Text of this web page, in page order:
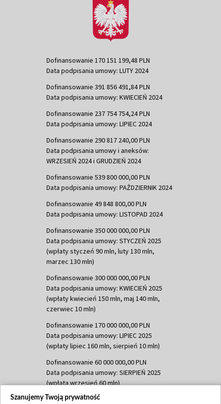
Dofinansowanie 170 151 199,48 PLN
Data podpisania umowy: LUTY 2024
Dofinansowanie 391 856 491,84 PLN
Data podpisania umowy: KWIECIEŃ 2024
Dofinansowanie 237 754 754,24 PLN
Data podpisania umowy: LIPIEC 2024
Dofinansowanie 290 817 240,00 PLN
Data podpisania umowy i aneksów:
WRZESIEŃ 2024 i GRUDZIEŃ 2024
Dofinansowanie 539 800 000,00 PLN
Data podpisania umowy: PAŹDZIERNIK 2024
Dofinansowanie 49 848 800,00 PLN
Data podpisania umowy: LISTOPAD 2024
Dofinansowanie 350 000 000,00 PLN
Data podpisania umowy: STYCZEŃ 2025
(wpłaty styczeń 90 mln, luty 130 mln,
marzec 130 mln)
Dofinansowanie 300 000 000,00 PLN
Data podpisania umowy: KWIECIEŃ 2025
(wpłaty kwiecień 150 mln, maj 140 mln,
czerwiec 10 mln)
Dofinansowanie 170 000 000,00 PLN
Data podpisania umowy: LIPIEC 2025
(wpłaty lipiec 160 mln, sierpień 10 mln)
Dofinansowanie 60 000 000,00 PLN
Data podpisania umowy: SIERPIEŃ 2025
(wpłata wrzesień 60 mln)
Dofinansowanie 635 783 051,21 PLN
Szanujemy Twoją prywatność